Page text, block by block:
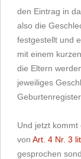
den Eintrag in
also die
festgestellt und
mit einem
die Eltern
jeweiliges
Und jetzt kommt
von Art. 4 Nr. 3
gesprochen